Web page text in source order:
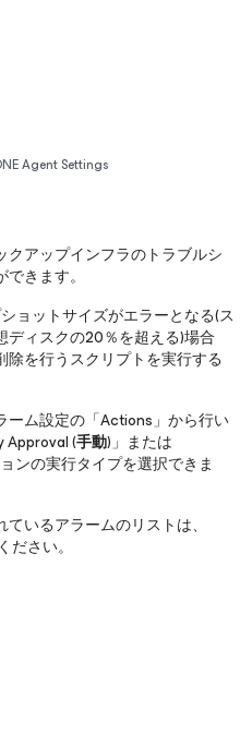
Agent Settings
アップインフラのトラブルシ
きます。
ョットサイズがエラーとなる(ス
ィスクの20％を超える)場合
を行うスクリプトを実行する
ーム設定の「Actions」から行い
Approval (手動)」または
ンの実行タイプを選択できま
いるアラームのリストは、
ださい。